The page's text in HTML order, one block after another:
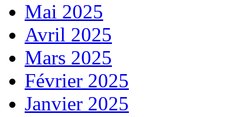
Mai 2025
Avril 2025
Mars 2025
Février 2025
Janvier 2025